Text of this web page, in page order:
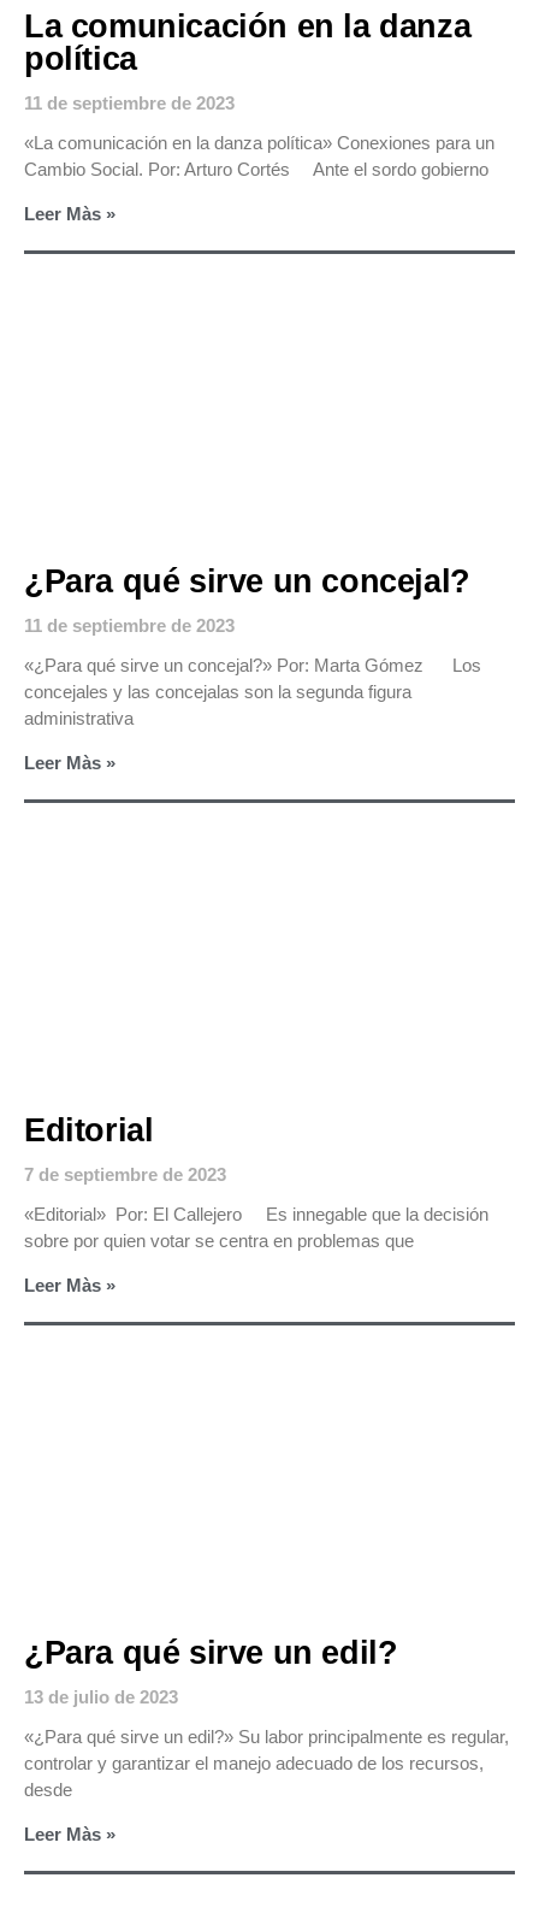
La comunicación en la danza
política
11 de septiembre de 2023
«La comunicación en la danza política» Conexiones para un
Cambio Social. Por: Arturo Cortés Ante el sordo gobierno
Leer Màs »
¿Para qué sirve un concejal?
11 de septiembre de 2023
«¿Para qué sirve un concejal?» Por: Marta Gómez Los
concejales y las concejalas son la segunda figura
administrativa
Leer Màs »
Editorial
7 de septiembre de 2023
«Editorial» Por: El Callejero Es innegable que la decisión
sobre por quien votar se centra en problemas que
Leer Màs »
¿Para qué sirve un edil?
13 de julio de 2023
«¿Para qué sirve un edil?» Su labor principalmente es regular,
controlar y garantizar el manejo adecuado de los recursos,
desde
Leer Màs »